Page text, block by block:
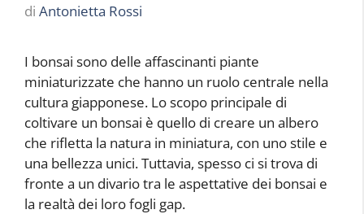
di Antonietta Rossi
I bonsai sono delle affascinanti piante
miniaturizzate che hanno un ruolo centrale nella
cultura giapponese. Lo scopo principale di
coltivare un bonsai è quello di creare un albero
che rifletta la natura in miniatura, con uno stile e
una bellezza unici. Tuttavia, spesso ci si trova di
fronte a un divario tra le aspettative dei bonsai e
la realtà dei loro fogli gap.